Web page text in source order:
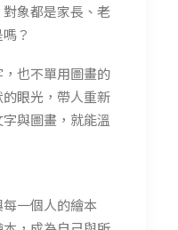
象都是家長、老
？
也不單用圖畫的
眼光，帶人重新
與圖畫，就能溫
一個人的繪本